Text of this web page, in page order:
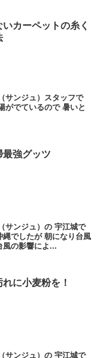
カーペットの糸く
サンジュ）スタッフで
がでているので 暑いと
最強グッツ
サンジュ）の 宇江城で
でしたが 朝になり台風
風の影響によ...
に小麦粉を！
サンジュ）の 宇江城で